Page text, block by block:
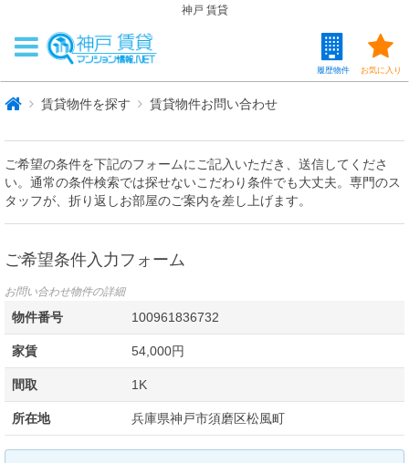
神戸 賃貸
お気に入り
履歴物件
賃貸物件を探す 賃貸物件お問い合わせ
ご希望の条件を下記のフォームにご記入いただき、送信してくださ
い。通常の条件検索では探せないこだわり条件でも大丈夫。専門のス
タッフが、折り返しお部屋のご案内を差し上げます。
ご希望条件入力フォーム
お問い合わせ物件の詳細
物件番号 100961836732
家賃 54,000円
間取 1K
所在地 兵庫県神戸市須磨区松風町